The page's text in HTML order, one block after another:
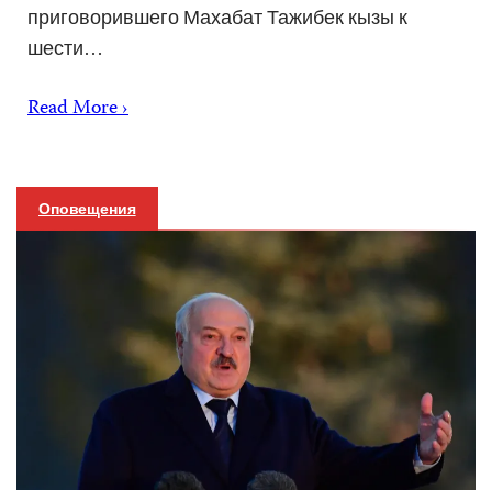
приговорившего Махабат Тажибек кызы к
шести…
Read More ›
Оповещения